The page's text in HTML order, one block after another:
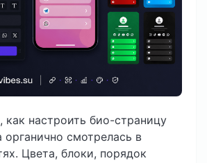
как настроить био-страницу
органично смотрелась в
Цвета, блоки, порядок